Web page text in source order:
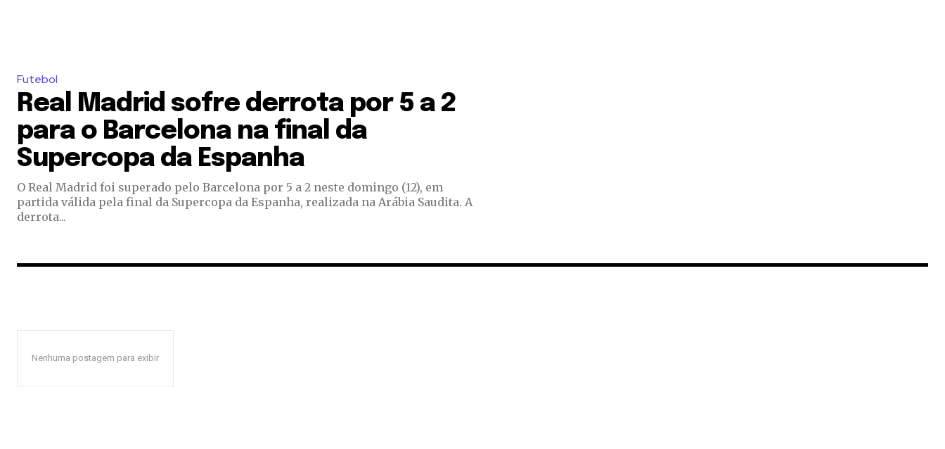
Futebol
Real Madrid sofre derrota por 5 a 2
para o Barcelona na final da
Supercopa da Espanha
O Real Madrid foi superado pelo Barcelona por 5 a 2 neste domingo (12), em
partida válida pela final da Supercopa da Espanha, realizada na Arábia Saudita. A
derrota...
Nenhuma postagem para exibir